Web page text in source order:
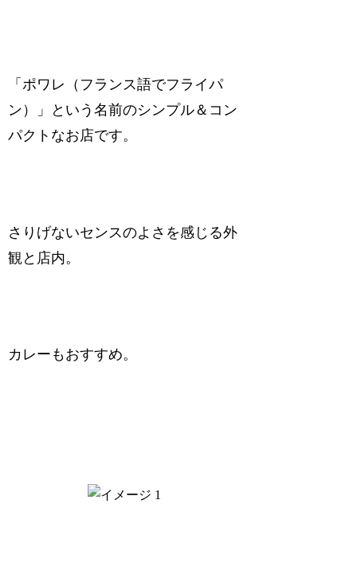
「ポワレ（フランス語でフライパ
ン）」という名前のシンプル＆コン
パクトなお店です。
さりげないセンスのよさを感じる外
観と店内。
カレーもおすすめ。